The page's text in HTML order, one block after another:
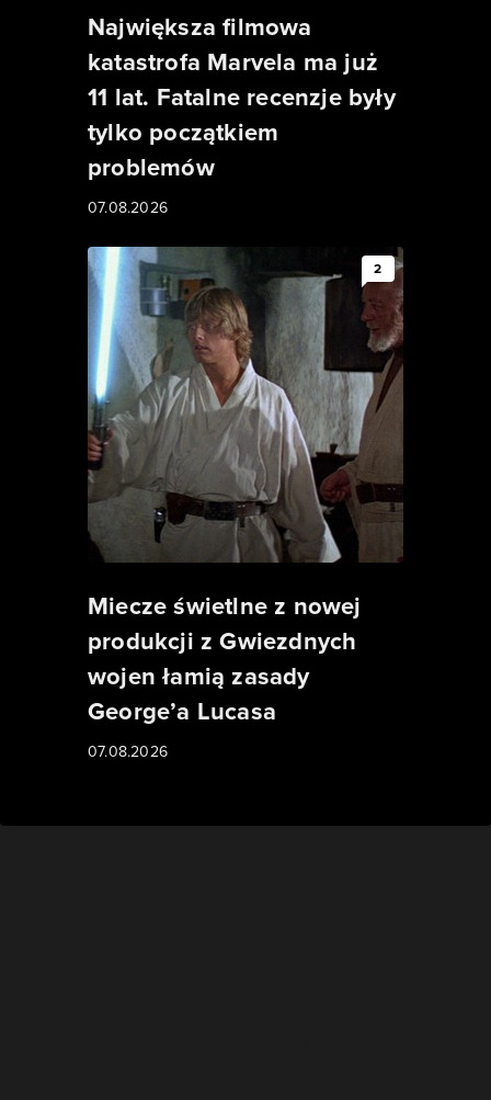
Największa filmowa
katastrofa Marvela ma już
11 lat. Fatalne recenzje były
tylko początkiem
problemów
07.08.2026
2
Miecze świetlne z nowej
produkcji z Gwiezdnych
wojen łamią zasady
George’a Lucasa
07.08.2026